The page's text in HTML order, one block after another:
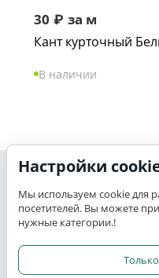
30 ₽ за м
Кант курточный
В наличии
Моя учетная
K-TEX
Настройки
Мы используем cookie для
посетителей. Вы можете
нужные категории.!